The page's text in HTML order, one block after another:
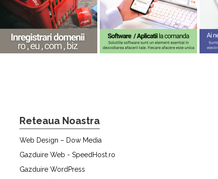
Reteaua Noastra
Web Design – Dow Media
Gazduire Web - SpeedHost.ro
Gazduire WordPress